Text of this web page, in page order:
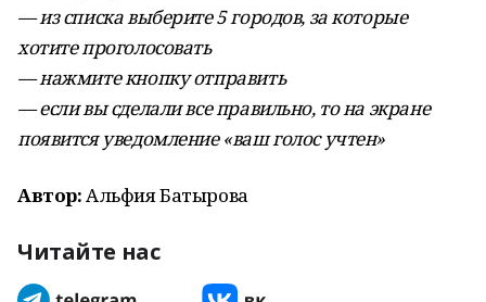
— из списка выберите 5 городов, за которые
хотите проголосовать
— нажмите кнопку отправить
— если вы сделали все правильно, то на экране
появится уведомление «ваш голос учтен»
Автор:Альфия Батырова
Читайте нас